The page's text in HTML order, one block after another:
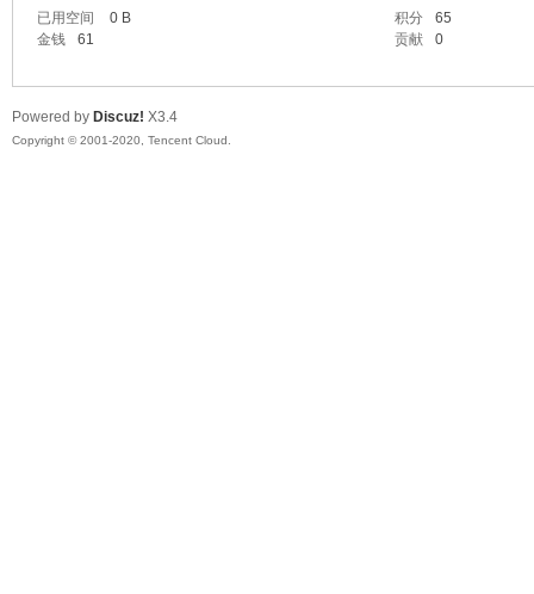
大
已用空间
0 B 积分
65
金钱
61 贡献 0
Powered by Discuz! X3.4
Copyright © 2001-2020, Tencent Cloud.